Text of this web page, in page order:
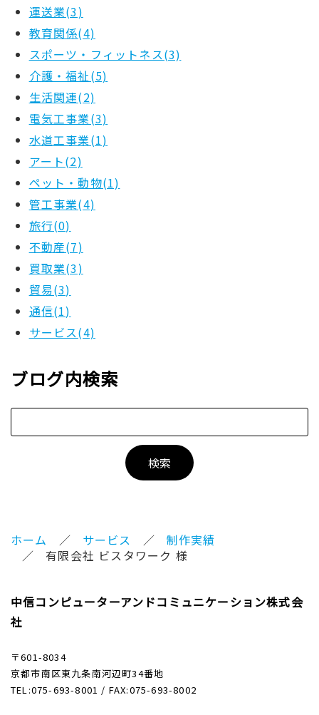
運送業(3)
教育関係(4)
スポーツ・フィットネス(3)
介護・福祉(5)
生活関連(2)
電気工事業(3)
水道工事業(1)
アート(2)
ペット・動物(1)
管工事業(4)
旅行(0)
不動産(7)
買取業(3)
貿易(3)
通信(1)
サービス(4)
ブログ内検索
ホーム サービス
制作実績
有限会社 ビスタワーク 様
中信コンピューターアンドコミュニケーション株式会
社
〒601-8034
京都市南区東九条南河辺町34番地
TEL:075-693-8001 / FAX:075-693-8002